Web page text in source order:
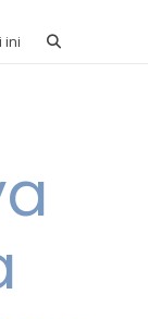
ini